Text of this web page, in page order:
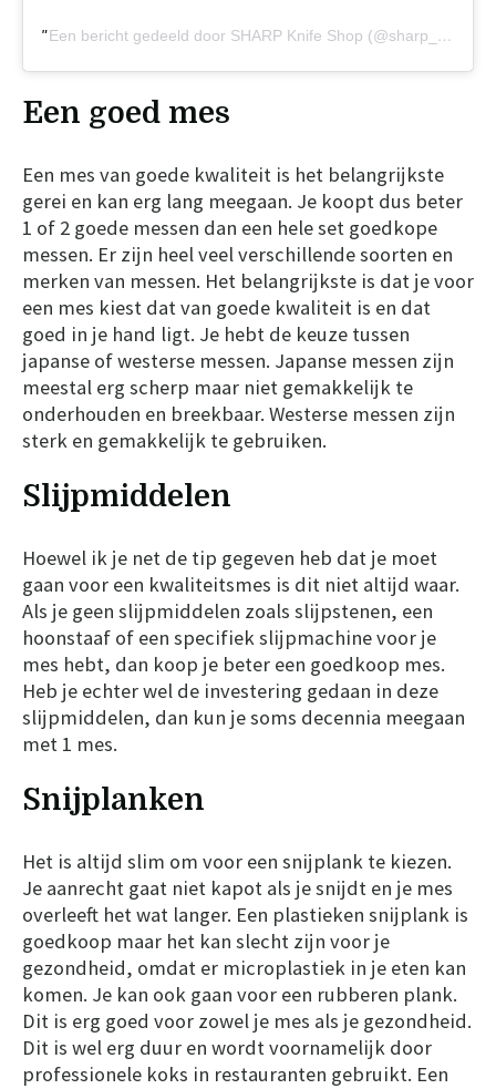
Een bericht gedeeld door SHARP Knife Shop (@sharp_knifeshop)
Een goed mes
Een mes van goede kwaliteit is het belangrijkste
gerei en kan erg lang meegaan. Je koopt dus beter
1 of 2 goede messen dan een hele set goedkope
messen. Er zijn heel veel verschillende soorten en
merken van messen. Het belangrijkste is dat je voor
een mes kiest dat van goede kwaliteit is en dat
goed in je hand ligt. Je hebt de keuze tussen
japanse of westerse messen. Japanse messen zijn
meestal erg scherp maar niet gemakkelijk te
onderhouden en breekbaar. Westerse messen zijn
sterk en gemakkelijk te gebruiken.
Slijpmiddelen
Hoewel ik je net de tip gegeven heb dat je moet
gaan voor een kwaliteitsmes is dit niet altijd waar.
Als je geen slijpmiddelen zoals slijpstenen, een
hoonstaaf of een specifiek slijpmachine voor je
mes hebt, dan koop je beter een goedkoop mes.
Heb je echter wel de investering gedaan in deze
slijpmiddelen, dan kun je soms decennia meegaan
met 1 mes.
Snijplanken
Het is altijd slim om voor een snijplank te kiezen.
Je aanrecht gaat niet kapot als je snijdt en je mes
overleeft het wat langer. Een plastieken snijplank is
goedkoop maar het kan slecht zijn voor je
gezondheid, omdat er microplastiek in je eten kan
komen. Je kan ook gaan voor een rubberen plank.
Dit is erg goed voor zowel je mes als je gezondheid.
Dit is wel erg duur en wordt voornamelijk door
professionele koks in restauranten gebruikt. Een